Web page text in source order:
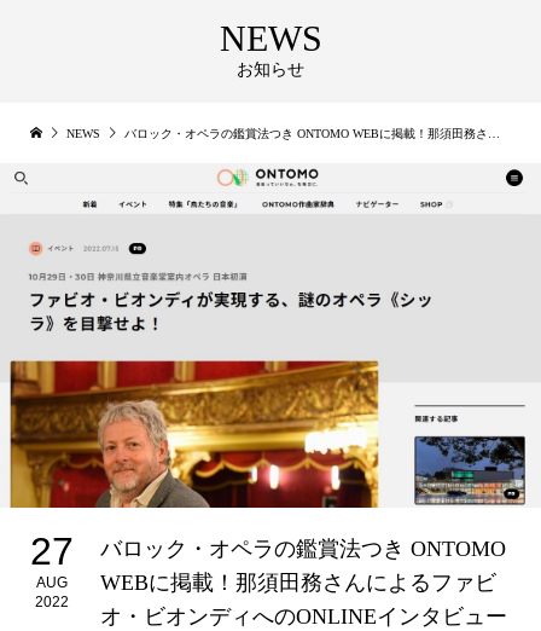
NEWS
お知らせ
NEWS バロック・オペラの鑑賞法つき ONTOMO WEBに掲載！那須田務さんによるファビオ・ビオンディへのONLINEインタビュー
27
AUG
2022
バロック・オペラの鑑賞法つき ONTOMO
WEBに掲載！那須田務さんによるファビ
オ・ビオンディへのONLINEインタビュー